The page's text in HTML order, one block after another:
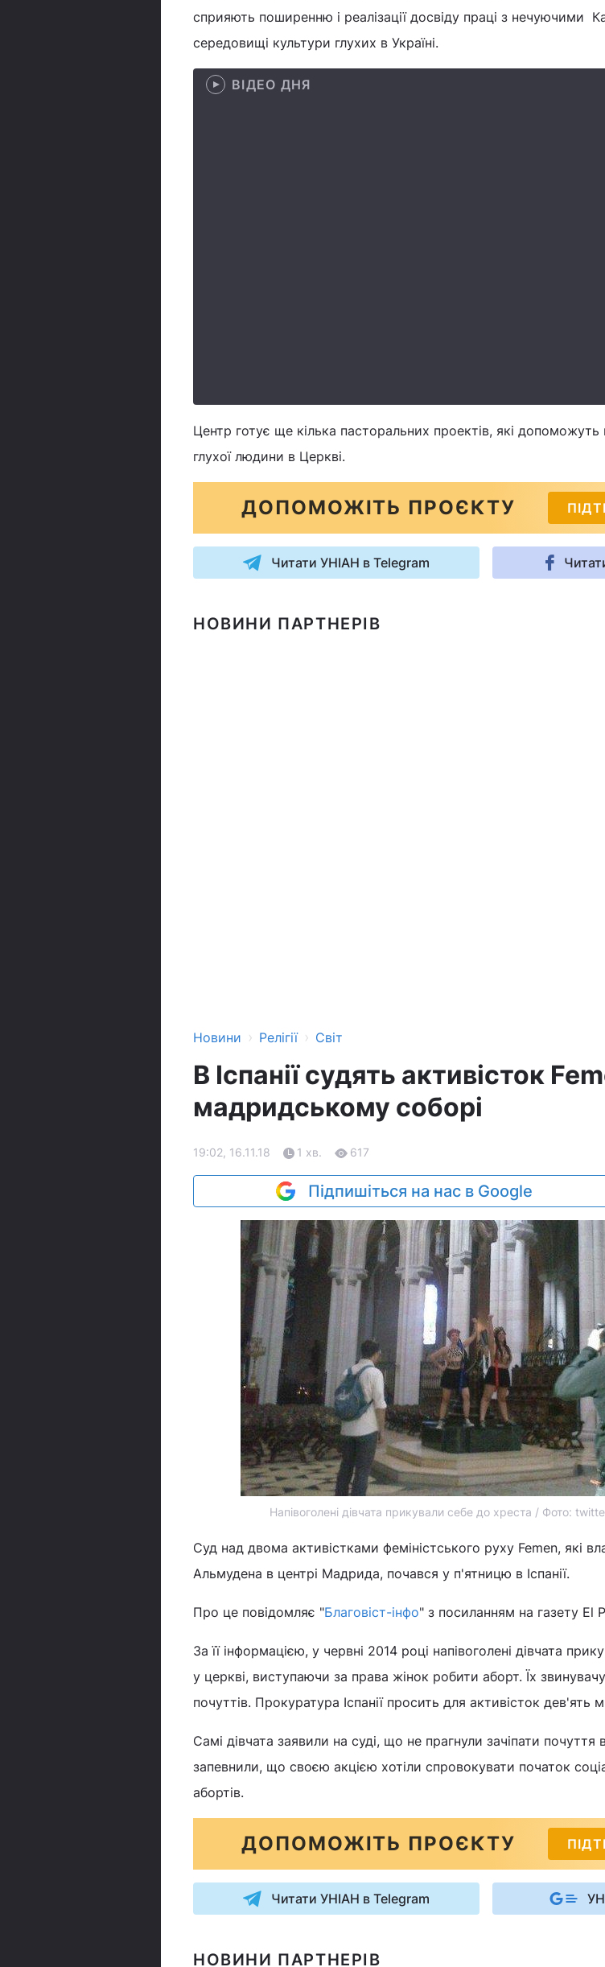
сприяють поширенню і реалізації досвіду праці з нечуючими
середовищі культури глухих в Україні.
ВІДЕО ДНЯ
Центр готує ще кілька пасторальних проектів, які допоможуть
глухої людини в Церкві.
ДОПОМОЖІТЬ ПРОЄКТУ
Читати УНІАН в Telegram
НОВИНИ ПАРТНЕРІВ
Новини › Релігії › Світ
В Іспанії судять активісток
мадридському соборі
19:02, 16.11.18 1 хв. 617
Підпишіться на нас в Google
Напівоголені дівчата прикували себе до хреста / Фото:
Суд над двома активістками феміністського руху Femen, які
Альмудена в центрі Мадрида, почався у п'ятницю в Іспанії.
Про це повідомляє "Благовіст-інфо" з посиланням на газету El
За її інформацією, у червні 2014 році напівоголені дівчата
у церкві, виступаючи за права жінок робити аборт. Їх
почуттів. Прокуратура Іспанії просить для активісток дев'ять
Самі дівчата заявили на суді, що не прагнули зачіпати почуття
запевнили, що своєю акцією хотіли спровокувати початок
абортів.
ДОПОМОЖІТЬ ПРОЄКТУ
Читати УНІАН в Telegram
НОВИНИ ПАРТНЕРІВ